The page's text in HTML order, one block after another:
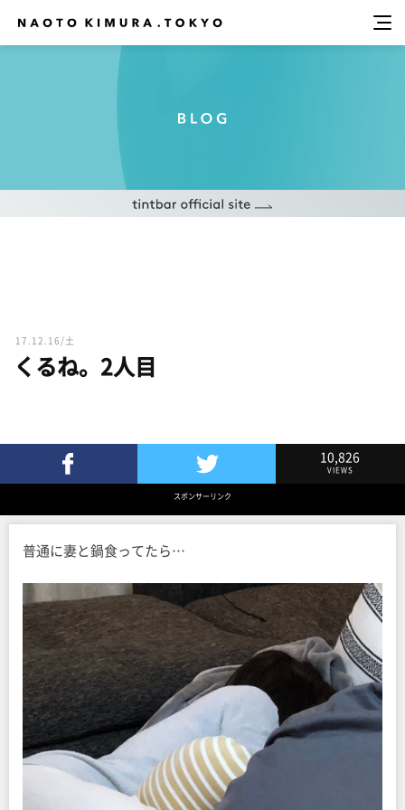
17.12.16/土
くるね。2人目
Twitterでツイート
10,826
VIEWS
スポンサーリンク
普通に妻と鍋食ってたら…